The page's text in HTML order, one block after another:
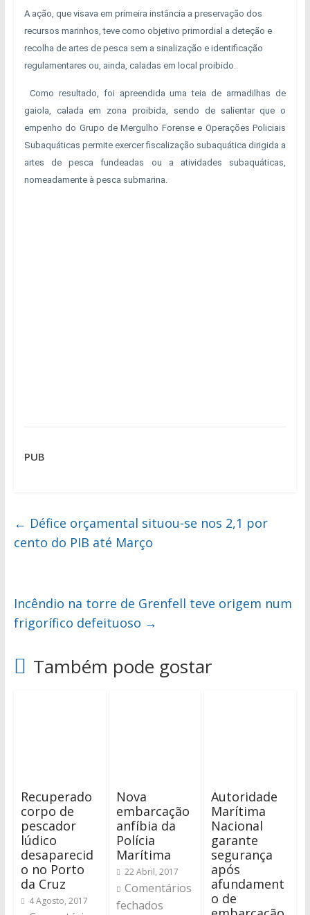
A ação, que visava em primeira instância a preservação dos
recursos marinhos, teve como objetivo primordial a deteção e
recolha de artes de pesca sem a sinalização e identificação
regulamentares ou, ainda, caladas em local proibido.
Como resultado, foi apreendida uma teia de armadilhas de
gaiola, calada em zona proibida, sendo de salientar que o
empenho do Grupo de Mergulho Forense e Operações Policiais
Subaquáticas permite exercer fiscalização subaquática dirigida a
artes de pesca fundeadas ou a atividades subaquáticas,
nomeadamente à pesca submarina.
PUB
← Défice orçamental situou-se nos 2,1 por
cento do PIB até Março
Incêndio na torre de Grenfell teve origem num
frigorífico defeituoso →
Também pode gostar
Recuperado
corpo de
pescador
lúdico
desaparecid
o no Porto
da Cruz
4 Agosto, 2017
Nova
embarcação
anfíbia da
Polícia
Marítima
22 Abril, 2017
Comentários
fechados
Autoridade
Marítima
Nacional
garante
segurança
após
afundament
o de